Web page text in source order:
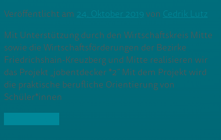
Veröffentlicht am 24. Oktober 2019von Cedrik Lutz
Mit Unterstützung durch den Wirtschaftskreis Mitte
sowie die Wirtschaftsförderungen der Bezirke
Friedrichshain-Kreuzberg und Mitte realisieren wir
das Projekt „jobentdecker *2“ Mit dem Projekt wird
die praktische berufliche Orientierung von
Schüler*innen